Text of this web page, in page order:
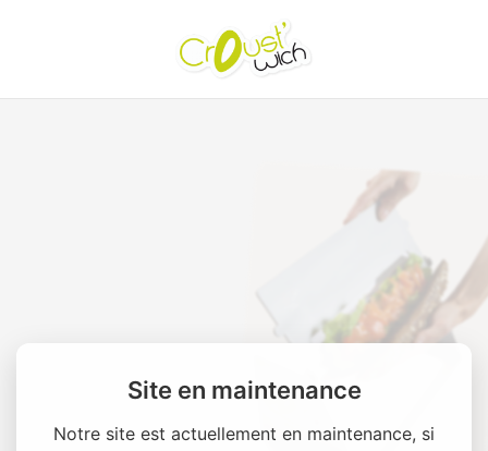
Site en maintenance
Notre site est actuellement en maintenance, si